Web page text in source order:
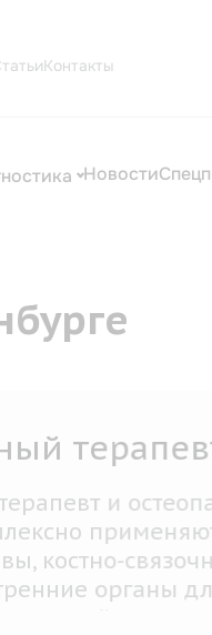
Контакты
Новости
— это
методы
аппарат
для проведения
лечения